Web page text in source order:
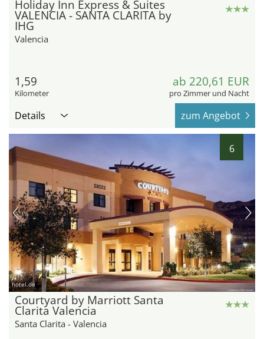
Holiday Inn Express & Suites
VALENCIA - SANTA CLARITA by
IHG
Valencia
1,59
Kilometer
ab 220,61 EUR
pro Zimmer und Nacht
Details zum Angebot
6
hotel.de
Courtyard by Marriott Santa
Clarita Valencia
Santa Clarita - Valencia